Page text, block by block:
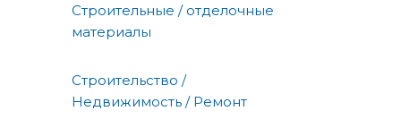
Строительные / отделочные
материалы
Строительство /
Недвижимость / Ремонт